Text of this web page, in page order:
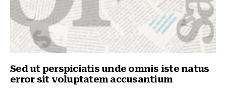
Sed ut perspiciatis unde omnis iste natus
error sit voluptatem accusantium